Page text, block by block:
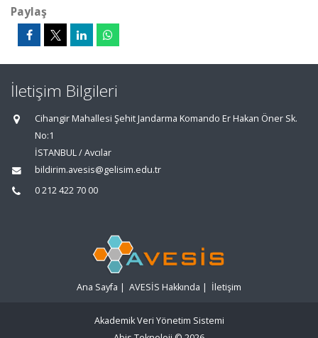
Paylaş
İletişim Bilgileri
Cihangir Mahallesi Şehit Jandarma Komando Er Hakan Öner Sk.
No:1
İSTANBUL / Avcılar
bildirim.avesis@gelisim.edu.tr
0 212 422 70 00
Ana Sayfa | AVESİS Hakkında | İletişim
Akademik Veri Yönetim Sistemi